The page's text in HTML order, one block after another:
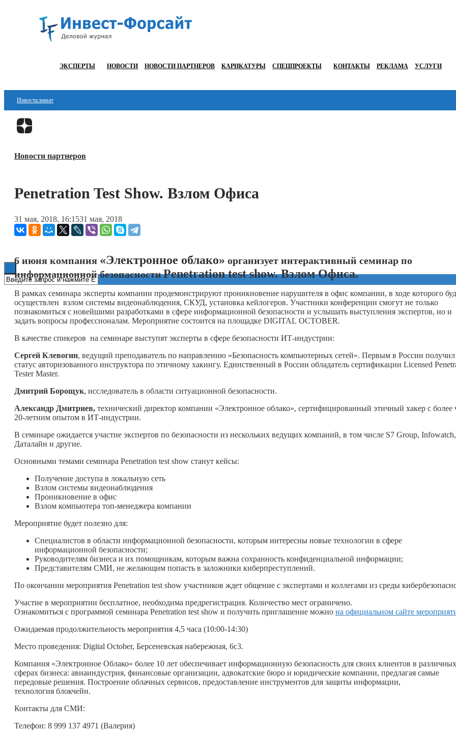
ЭКСПЕРТЫ НОВОСТИ НОВОСТИ ПАРТНЕРОВ КАРИКАТУРЫ СПЕЦПРОЕКТЫ КОНТАКТЫ РЕКЛАМА УСЛУГИ
Инвестклимат
Финансы
Блокчейн
ESG
Новости партнеров
Penetration Test Show. Взлом Офиса
31 мая, 2018, 16:1531 мая, 2018
6 июня компания «Электронное облако» организует интерактивный семинар по
информационной безопасностиPenetration test show. Взлом Офиса.
В рамках семинара эксперты компании продемонстрируют проникновение нарушителя в офис компании, в ходе которого
осуществлен взлом системы видеонаблюдения, СКУД, установка кейлогеров. Участники конференции смогут не только
познакомиться с новейшими разработками в сфере информационной безопасности и услышать выступления экспертов, но и
задать вопросы профессионалам. Мероприятие состоится на площадке DIGITAL OCTOBER.
В качестве спикеров на семинаре выступят эксперты в сфере безопасности ИТ-индустрии:
Сергей Клевогин, ведущий преподаватель по направлению «Безопасность компьютерных сетей». Первым в России получил
статус авторизованного инструктора по этичному хакингу. Единственный в России обладатель сертификации Licensed
Tester Master.
Дмитрий Борощук, исследователь в области ситуационной безопасности.
Александр Дмитриев, технический директор компании «Электронное облако», сертифицированный этичный хакер с более
20-летним опытом в ИТ-индустрии.
В семинаре ожидается участие экспертов по безопасности из нескольких ведущих компаний, в том числе S7 Group, Infowatch,
Даталайн и другие.
Основными темами семинара Penetration test show станут кейсы:
Получение доступа в локальную сеть
Взлом системы видеонаблюдения
Проникновение в офис
Взлом компьютера топ-менеджера компании
Мероприятие будет полезно для:
Специалистов в области информационной безопасности, которым интересны новые технологии в сфере
информационной безопасности;
Руководителям бизнеса и их помощникам, которым важна сохранность конфиденциальной информации;
Представителям СМИ, не желающим попасть в заложники киберпреступлений.
По окончании мероприятия Penetration test show участников ждет общение с экспертами и коллегами из среды
Участие в мероприятии бесплатное, необходима предрегистрация. Количество мест ограничено.
Ознакомиться с программой семинара Penetration test show и получить приглашение можно на официальном сайте
Ожидаемая продолжительность мероприятия 4,5 часа (10:00-14:30)
Место проведения: Digital October, Берсеневская набережная, 6с3.
Компания «Электронное Облако» более 10 лет обеспечивает информационную безопасность для своих клиентов в различных
сферах бизнеса: авиаиндустрия, финансовые организации, адвокатские бюро и юридические компании, предлагая самые
передовые решения. Построение облачных сервисов, предоставление инструментов для защиты информации,
технология блокчейн.
Контакты для СМИ:
Телефон: 8 999 137 4971 (Валерия)